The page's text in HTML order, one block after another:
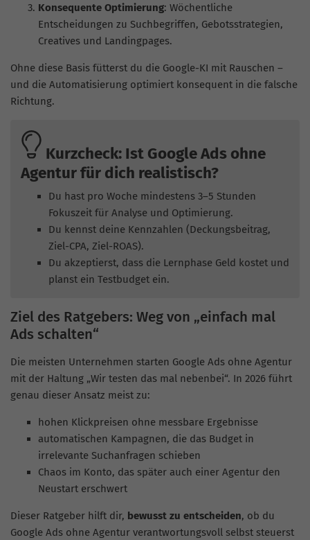
Konsequente Optimierung: Wöchentliche
Entscheidungen zu Suchbegriffen, Gebotsstrategien,
Creatives und Landingpages.
Ohne diese Basis fütterst du die Google-KI mit Rauschen –
und die Automatisierung optimiert konsequent in die falsche
Richtung.
Kurzcheck: Ist Google Ads ohne
Agentur für dich realistisch?
Du hast pro Woche mindestens 3–5 Stunden
Fokuszeit für Analyse und Optimierung.
Du kennst deine Kennzahlen (Deckungsbeitrag,
Ziel-CPA, Ziel-ROAS).
Du akzeptierst, dass die Lernphase Geld kostet und
planst ein Testbudget ein.
Ziel des Ratgebers: Weg von „einfach mal
Ads schalten“
Die meisten Unternehmen starten Google Ads ohne Agentur
mit der Haltung „Wir testen das mal nebenbei“. In 2026 führt
genau dieser Ansatz meist zu:
hohen Klickpreisen ohne messbare Ergebnisse
automatischen Kampagnen, die das Budget in
irrelevante Suchanfragen schieben
Chaos im Konto, das später auch einer Agentur den
Neustart erschwert
Dieser Ratgeber hilft dir, bewusst zu entscheiden, ob du
Google Ads ohne Agentur verantwortungsvoll selbst steuerst